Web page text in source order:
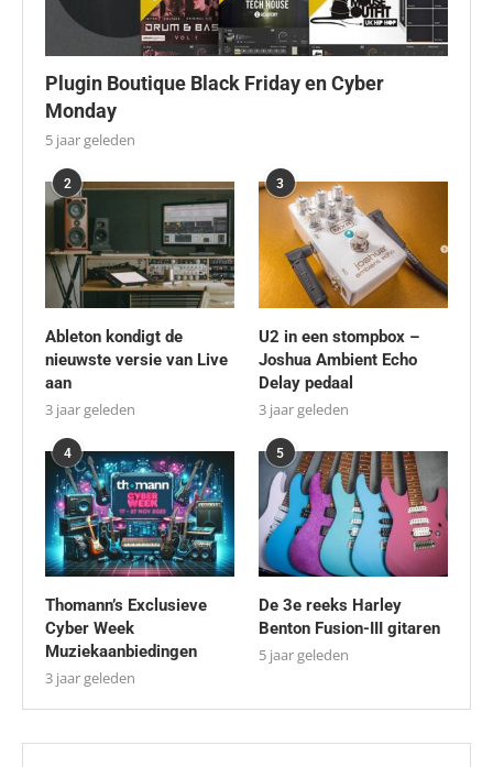
Plugin Boutique Black Friday en Cyber
Monday
5 jaar geleden
2
Ableton kondigt de
nieuwste versie van Live
aan
3 jaar geleden
3
U2 in een stompbox –
Joshua Ambient Echo
Delay pedaal
3 jaar geleden
4
Thomann’s Exclusieve
Cyber Week
Muziekaanbiedingen
3 jaar geleden
5
De 3e reeks Harley
Benton Fusion-III gitaren
5 jaar geleden